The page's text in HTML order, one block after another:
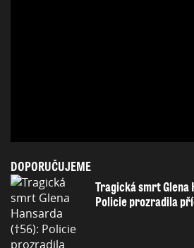
DOPORUČUJEME
Tragická smrt
Policie prozradila